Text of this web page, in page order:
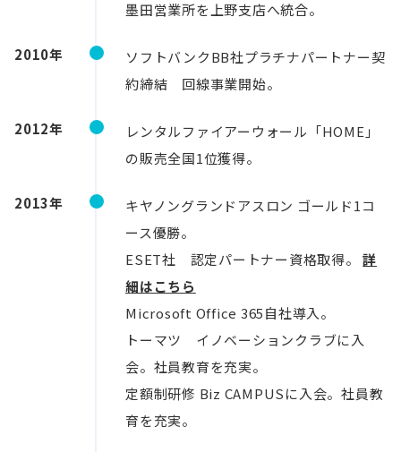
墨田営業所を上野支店へ統合。
2010年
ソフトバンクBB社プラチナパートナー契
約締結 回線事業開始。
2012年
レンタルファイアーウォール「HOME」
の販売全国1位獲得。
2013年
キヤノングランドアスロン ゴールド1コ
ース優勝。
ESET社 認定パートナー資格取得。詳
細はこちら
Microsoft Office 365自社導入。
トーマツ イノベーションクラブに入
会。社員教育を充実。
定額制研修 Biz CAMPUSに入会。社員教
育を充実。